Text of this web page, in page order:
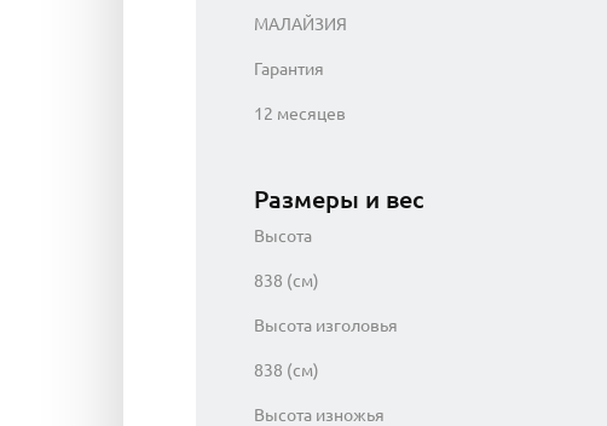
МАЛАЙЗИЯ
Гарантия
12 месяцев
Размеры и вес
Высота
838 (см)
Высота изголовья
838 (см)
Высота изножья